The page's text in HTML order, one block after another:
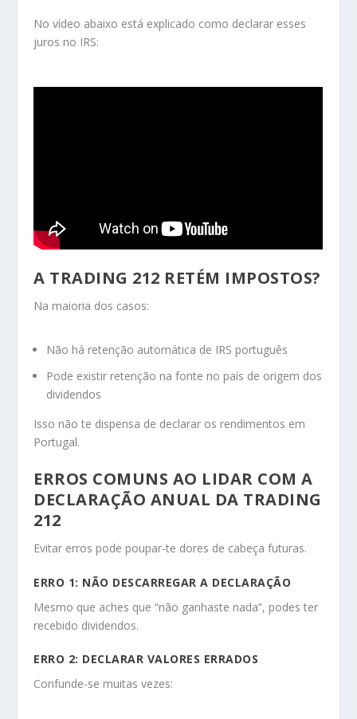
No vídeo abaixo está explicado como declarar esses
juros no IRS:
A TRADING 212 RETÉM IMPOSTOS?
Na maioria dos casos:
Não há retenção automática de IRS português
Pode existir retenção na fonte no país de origem dos
dividendos
Isso não te dispensa de declarar os rendimentos em
Portugal.
ERROS COMUNS AO LIDAR COM A
DECLARAÇÃO ANUAL DA TRADING
212
Evitar erros pode poupar-te dores de cabeça futuras.
ERRO 1: NÃO DESCARREGAR A DECLARAÇÃO
Mesmo que aches que “não ganhaste nada”, podes ter
recebido dividendos.
ERRO 2: DECLARAR VALORES ERRADOS
Confunde-se muitas vezes: